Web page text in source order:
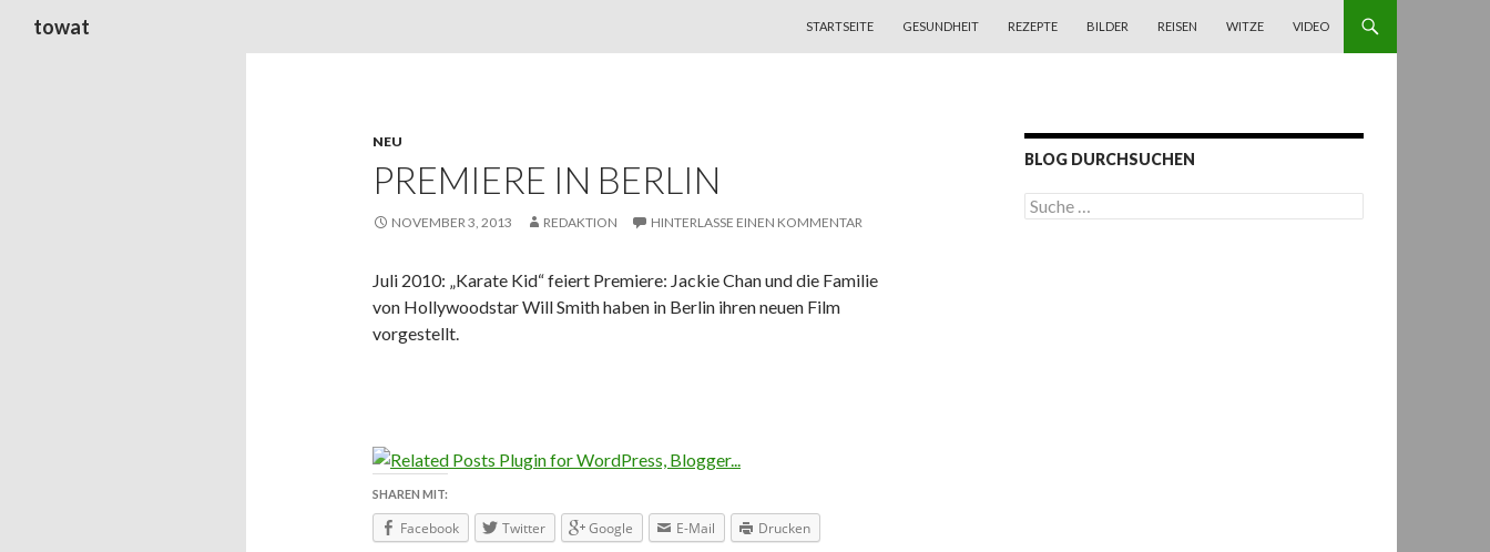
towat
STARTSEITE
GESUNDHEIT REZEPTE BILDER REISEN WITZE VIDEO
NEU
PREMIERE IN BERLIN
NOVEMBER 3, 2013 REDAKTION HINTERLASSE EINEN KOMMENTAR
Juli 2010: „Karate Kid“ feiert Premiere: Jackie Chan und die Familie
von Hollywoodstar Will Smith haben in Berlin ihren neuen Film
vorgestellt.
SHAREN MIT:
Facebook Twitter Google E-Mail Drucken
BLOG DURCHSUCHEN
S
u